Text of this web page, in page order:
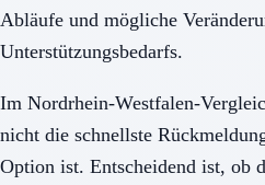
Abläufe und mögliche
Unterstützungsbedarfs.
Im Nordrhein-Westfalen-
nicht die schnellste
Option ist. Entscheidend ist, ob